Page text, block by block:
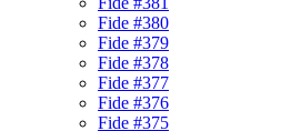
Fide #380
Fide #379
Fide #378
Fide #377
Fide #376
Fide #375